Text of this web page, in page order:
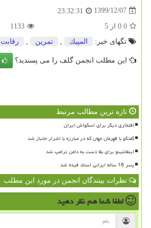
1399/12/07
23:32:31
0.0 از 5
1133
تگهای خبر:
المپیك تمرین رقابت
این مطلب انجمن گلف را می پسندید؟
تازه ترین مطالب مرتبط
افتخاری دیگر برای اسکواش ایران
گفتگو با قهرمان جهان که در مبارزه با اشرار جانباز شد
اینفانتینو برای بقا دست به دامن ترامپ شد
پسر 16 ساله ایرانی استاد فیده شد
نظرات بینندگان انجمن در مورد این مطلب
لطفا شما همنظر دهید